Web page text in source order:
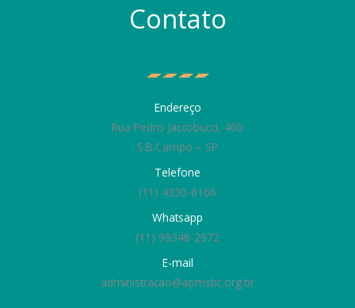
Contato
Endereço
Rua Pedro Jaccobucci, 400
S.B.Campo – SP
Telefone
(11) 4330-6166
Whatsapp
(11) 99348-2972
E-mail
administracao@apmsbc.org.br